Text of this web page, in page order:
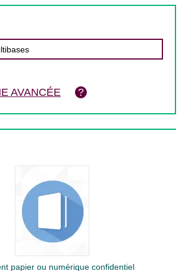
AVANCÉE
papier ou numérique confidentiel